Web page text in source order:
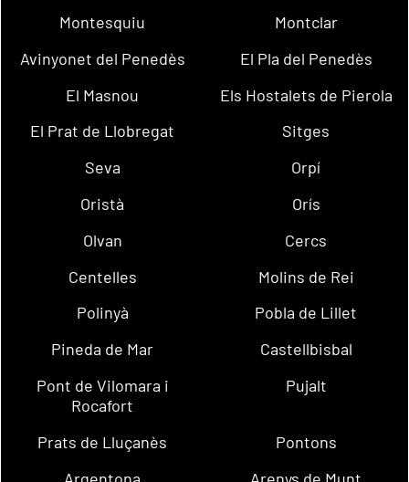
Montesquiu
Montclar
Avinyonet del Penedès
El Pla del Penedès
El Masnou
Els Hostalets de Pierola
El Prat de Llobregat
Sitges
Seva
Orpí
Oristà
Orís
Olvan
Cercs
Centelles
Molins de Rei
Polinyà
Pobla de Lillet
Pineda de Mar
Castellbisbal
Pont de Vilomara i
Rocafort
Pujalt
Prats de Lluçanès
Pontons